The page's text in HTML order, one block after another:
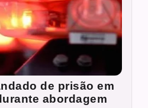
de prisão em
abordagem